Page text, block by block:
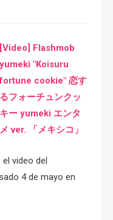
[Video] Flashmob
yumeki "Koisuru
cookie" 恋す
るフォーチュンクッ
キー yumeki エンタ
メ ver. 「メキシコ」
video del
4 de mayo en